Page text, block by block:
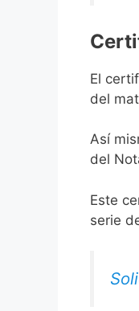
El
del
Así
del
Este
serie